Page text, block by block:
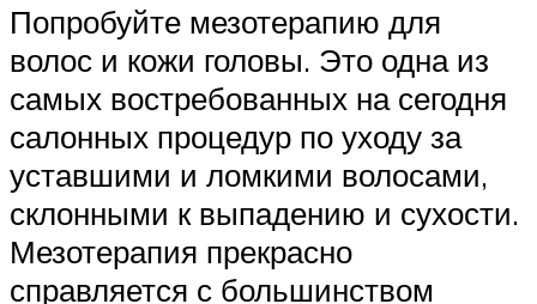
Попробуйте мезотерапию для
волос и кожи головы. Это одна из
самых востребованных на сегодня
салонных процедур по уходу за
уставшими и ломкими волосами,
склонными к выпадению и сухости.
Мезотерапия прекрасно
справляется с большинством